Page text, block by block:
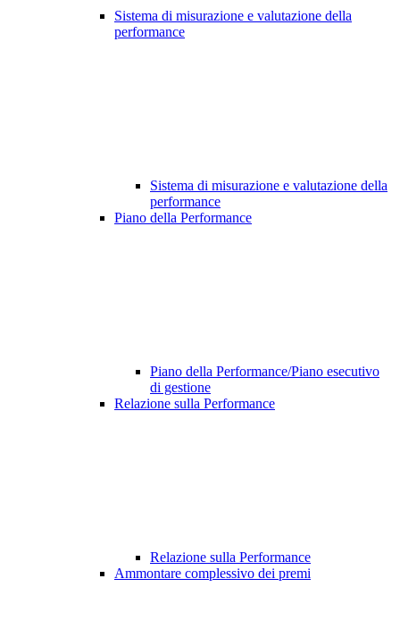
Sistema di misurazione e valutazione della
performance
Sistema di misurazione e valutazione della
performance
Piano della Performance
Piano della Performance/Piano esecutivo
di gestione
Relazione sulla Performance
Relazione sulla Performance
Ammontare complessivo dei premi